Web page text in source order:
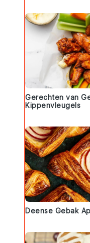
Gerechten van
Kippenvleugels
Deense Gebak